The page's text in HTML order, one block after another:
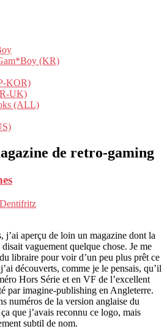
(KR)
KOR)
UK)
(ALL)
de retro-gaming
Dentifritz
j’ai aperçu de loin un magazine dont la
vaguement quelque chose. Je me
libraire pour voir d’un peu plus prêt ce
découverts, comme je le pensais, qu’il
Hors Série et en VF de l’excellent
par imagine-publishing en Angleterre.
numéros de la version anglaise du
que j’avais reconnu ce logo, mais
subtil de nom.